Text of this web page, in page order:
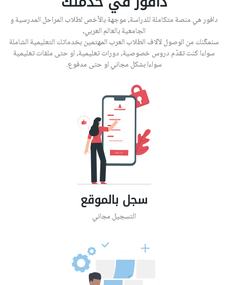
دافور هي منصة متكاملة للدراسة, موجهة بالأخص لطلاب المراحل المدرسية و
الجامعية بالعالم العربي,
سنمكّنك من الوصول لآلاف الطلاب العرب المهتمين بخدماتك التعليمية الشاملة
سواءا كنت تقدّم دروس خصوصية, دورات تعليمية, او حتى ملفات تعليمية
سواءا بشكل مجاني او حتى مدفوع.
سجل بالموقع
التسجيل مجاني